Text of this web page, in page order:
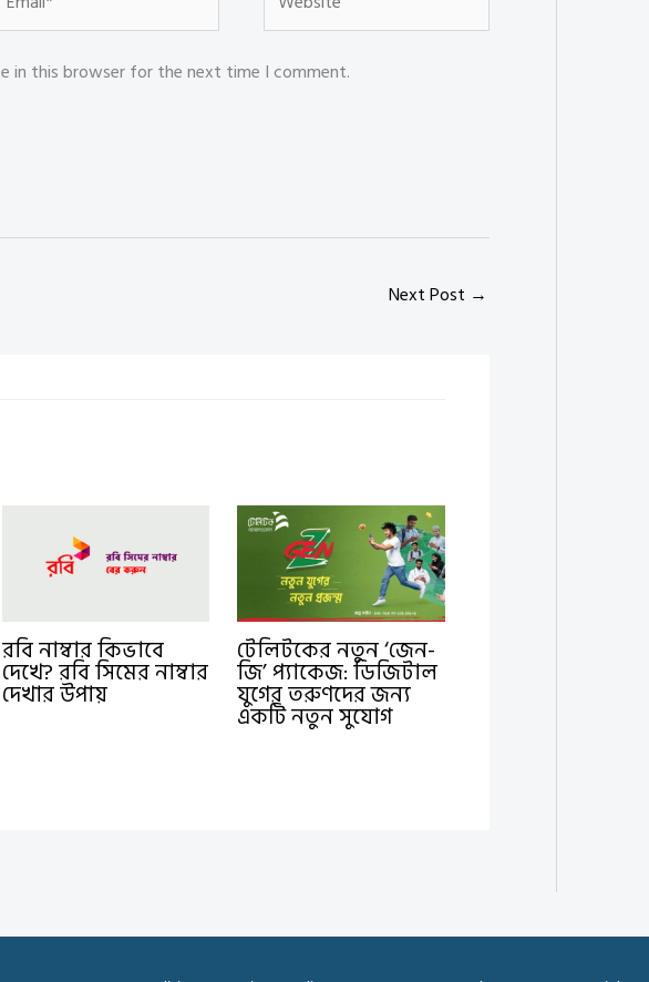
in this browser for the next time I comment.
Next Post →
রবি নাম্বার কিভাবে
দেখে? রবি সিমের নাম্বার
দেখার উপায়
টেলিটকের নতুন ‘জেন-
জি’ প্যাকেজ: ডিজিটাল
যুগের তরুণদের জন্য
একটি নতুন সুযোগ